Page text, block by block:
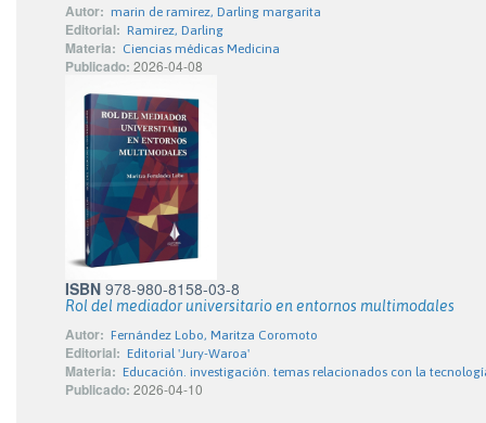
Autor: marin de ramirez, Darling margarita
Editorial: Ramirez, Darling
Materia: Ciencias médicas Medicina
Publicado: 2026-04-08
ISBN 978-980-8158-03-8
Rol del mediador universitario en entornos multimodales
Autor: Fernández Lobo, Maritza Coromoto
Editorial: Editorial 'Jury-Waroa'
Materia: Educación. investigación. temas relacionados con la
Publicado: 2026-04-10